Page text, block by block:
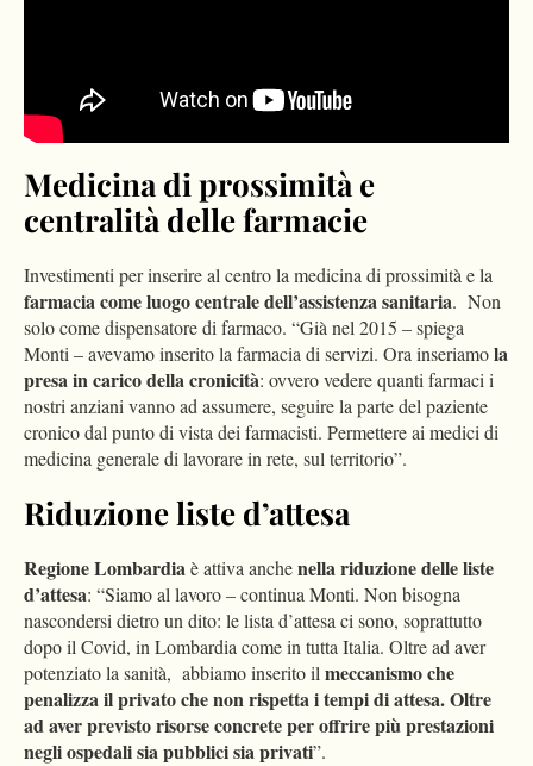
Medicina di prossimità e
centralità delle farmacie
Investimenti per inserire al centro la medicina di prossimità e la
farmacia come luogo centrale dell’assistenza sanitaria. Non
solo come dispensatore di farmaco. “Già nel 2015 – spiega
Monti – avevamo inserito la farmacia di servizi. Ora inseriamola
presa in carico della cronicità: ovvero vedere quanti farmaci i
nostri anziani vanno ad assumere, seguire la parte del paziente
cronico dal punto di vista dei farmacisti. Permettere ai medici di
medicina generale di lavorare in rete, sul territorio”.
Riduzione liste d’attesa
Regione Lombardiaè attiva anchenella riduzione delle liste
d’attesa: “Siamo al lavoro – continua Monti. Non bisogna
nascondersi dietro un dito: le lista d’attesa ci sono, soprattutto
dopo il Covid, in Lombardia come in tutta Italia. Oltre ad aver
potenziato la sanità, abbiamo inserito il meccanismo che
penalizza il privato che non rispetta i tempi di attesa. Oltre
ad aver previsto risorse concrete per offrire più prestazioni
negli ospedali sia pubblici sia privati”.